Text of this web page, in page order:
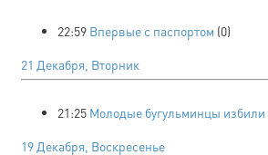
22:59 Впервые с паспортом (0)
21 Декабря, Вторник
21:25 Молодые бугульминцы
19 Декабря, Воскресенье